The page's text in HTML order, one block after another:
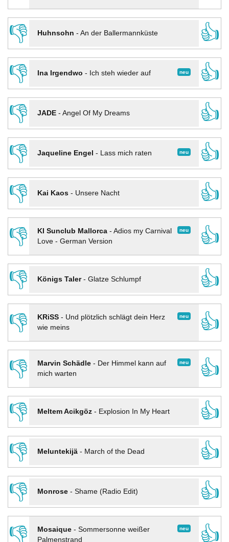
👎
Huhnsohn - An der Ballermannküste
👍
👎
neu
Ina Irgendwo - Ich steh wieder auf
👍
👎
JADE- Angel Of My Dreams
👍
👎
neu
Jaqueline Engel - Lass mich raten
👍
👎
Kai Kaos- Unsere Nacht
👍
👎
neu
KI Sunclub Mallorca- Adios my Carnival
Love - German Version
👍
👎
Königs Taler- Glatze Schlumpf
👍
👎
neu
KRiSS- Und plötzlich schlägt dein Herz
wie meins
👍
👎 neu
Marvin Schädle- Der Himmel kann auf
mich warten
👍
👎
Meltem Acikgöz- Explosion In My Heart
👍
👎
Meluntekijä- March of the Dead
👍
👎
Monrose- Shame (Radio Edit)
👍
👎
neu
Mosaique- Sommersonne weißer
Palmenstrand
👍